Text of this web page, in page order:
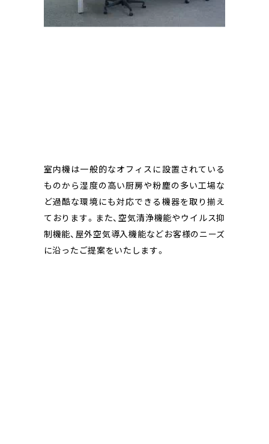
室内機は一般的なオフィスに設置されている
ものから湿度の高い厨房や粉塵の多い工場な
ど過酷な環境にも対応できる機器を取り揃え
ております。また、空気清浄機能やウイルス抑
制機能、屋外空気導入機能などお客様のニーズ
に沿ったご提案をいたします。